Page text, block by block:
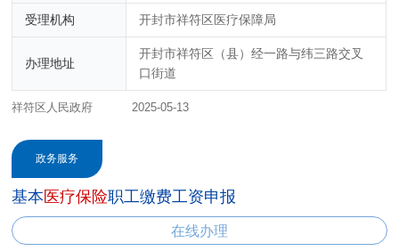
受理机构 开封市祥符区医疗保障局
办理地址
开封市祥符区（县）经一路与纬三路交叉
口街道
祥符区人民政府 2025-05-13
政务服务
基本医疗保险职工缴费工资申报
在线办理